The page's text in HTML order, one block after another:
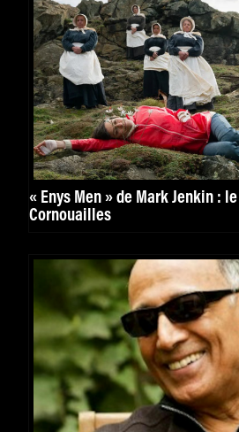
« Enys Men » de Mark Jenkin :
Cornouailles